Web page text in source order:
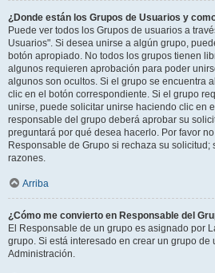
¿Donde están los Grupos de Usuarios y
Puede ver todos los Grupos de usuarios a
Usuarios". Si desea unirse a algún grupo,
botón apropiado. No todos los grupos tienen
algunos requieren aprobación para poder
algunos son ocultos. Si el grupo se encuentra
clic en el botón correspondiente. Si el grupo
unirse, puede solicitar unirse haciendo clic en
responsable del grupo deberá aprobar su
preguntará por qué desea hacerlo. Por favor
Responsable de Grupo si rechaza su solicitud;
razones.
Arriba
¿Cómo me convierto en Responsable del
El Responsable de un grupo es asignado por
grupo. Si está interesado en crear un grupo de
Administración.